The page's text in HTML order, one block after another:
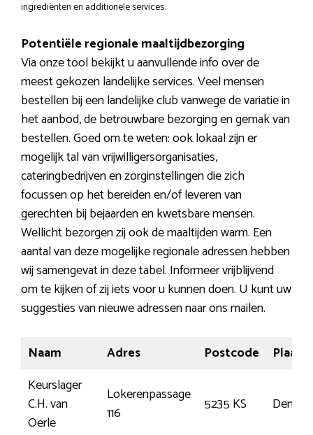
ingrediënten en additionele services.
Potentiële regionale maaltijdbezorging
Via onze tool bekijkt u aanvullende info over de
meest gekozen landelijke services. Veel mensen
bestellen bij een landelijke club vanwege de variatie in
het aanbod, de betrouwbare bezorging en gemak van
bestellen. Goed om te weten: ook lokaal zijn er
mogelijk tal van vrijwilligersorganisaties,
cateringbedrijven en zorginstellingen die zich
focussen op het bereiden en/of leveren van
gerechten bij bejaarden en kwetsbare mensen.
Wellicht bezorgen zij ook de maaltijden warm. Een
aantal van deze mogelijke regionale adressen hebben
wij samengevat in deze tabel. Informeer vrijblijvend
om te kijken of zij iets voor u kunnen doen. U kunt uw
suggesties van nieuwe adressen naar ons mailen.
Naam Adres Postcode
Plaats
Keurslager
C.H. van
Oerle
Lokerenpassage
116
5235 KS Den